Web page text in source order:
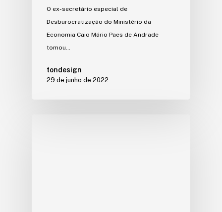
O ex-secretário especial de
Desburocratização do Ministério da
Economia Caio Mário Paes de Andrade
tomou…
tondesign
29 de junho de 2022